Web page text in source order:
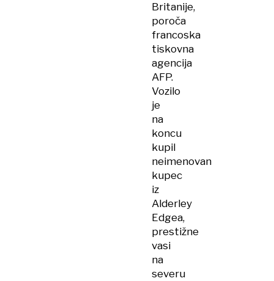
Britanije,
poroča
francoska
tiskovna
agencija
AFP.
Vozilo
je
na
koncu
kupil
neimenovan
kupec
iz
Alderley
Edgea,
prestižne
vasi
na
severu